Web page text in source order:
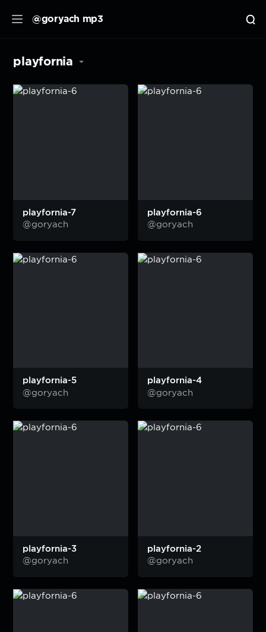
@goryach mp3
playfornia
playfornia-7
@goryach
playfornia-6
@goryach
playfornia-5
@goryach
playfornia-4
@goryach
playfornia-3
@goryach
playfornia-2
@goryach